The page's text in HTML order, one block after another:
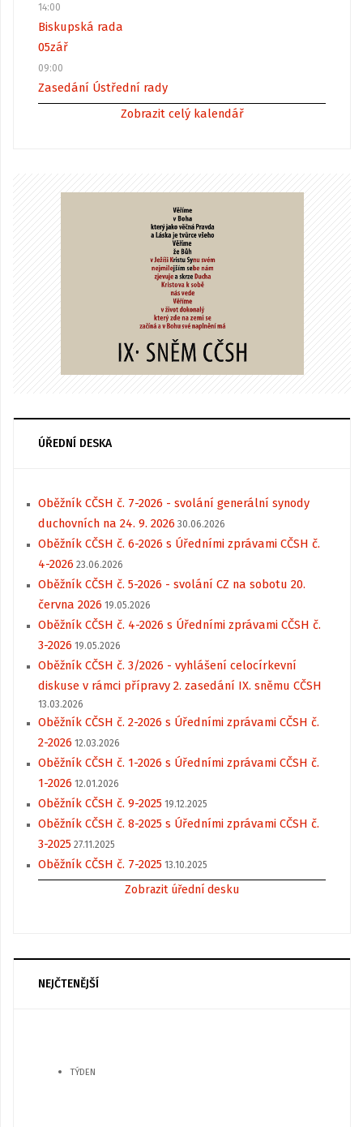
14:00
Biskupská rada
05zář
09:00
Zasedání Ústřední rady
Zobrazit celý kalendář
ÚŘEDNÍ DESKA
Oběžník CČSH č. 7-2026 - svolání generální synody
duchovních na 24. 9. 2026 30.06.2026
Oběžník CČSH č. 6-2026 s Úředními zprávami CČSH č.
4-2026 23.06.2026
Oběžník CČSH č. 5-2026 - svolání CZ na sobotu 20.
června 2026 19.05.2026
Oběžník CČSH č. 4-2026 s Úředními zprávami CČSH č.
3-2026 19.05.2026
Oběžník CČSH č. 3/2026 - vyhlášení celocírkevní
diskuse v rámci přípravy 2. zasedání IX. sněmu CČSH
13.03.2026
Oběžník CČSH č. 2-2026 s Úředními zprávami CČSH č.
2-2026 12.03.2026
Oběžník CČSH č. 1-2026 s Úředními zprávami CČSH č.
1-2026 12.01.2026
Oběžník CČSH č. 9-2025 19.12.2025
Oběžník CČSH č. 8-2025 s Úředními zprávami CČSH č.
3-2025 27.11.2025
Oběžník CČSH č. 7-2025 13.10.2025
Zobrazit úřední desku
NEJČTENĚJŠÍ
TÝDEN